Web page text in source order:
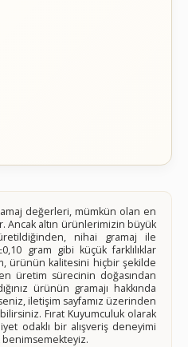
değerleri, mümkün olan en
Ancak altın ürünlerimizin büyük
nihai gramaj ile
gram gibi küçük farklılıklar
ürünün kalitesini hiçbir şekilde
üretim sürecinin doğasından
ürünün gramajı hakkında
iletişim sayfamız üzerinden
Fırat Kuyumculuk olarak
odaklı bir alışveriş deneyimi
benimsemekteyiz.